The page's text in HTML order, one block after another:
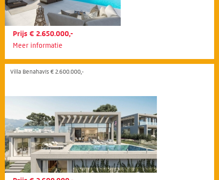
Prijs € 2.650.000,-
Meer informatie
Villa Benahavís € 2.600.000,-